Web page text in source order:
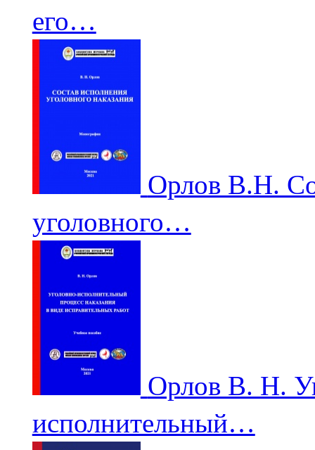
его…
Орлов В.Н.
уголовного…
Орлов В. Н.
исполнительный…